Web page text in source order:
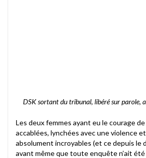
DSK sortant du tribunal, libéré sur parole,
Les deux femmes ayant eu le courage
accablées, lynchées avec une violence
absolument incroyables (et ce depuis le
avant même que toute enquête n’ait été